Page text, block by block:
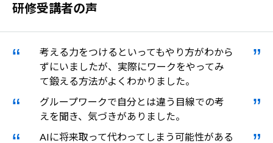
研修受講者の声
考える力をつけるといってもやり方がわから
ずにいましたが、実際にワークをやってみ
て鍛える方法がよくわかりました。
グループワークで自分とは違う目線での考
えを聞き、気づきがありました。
AIに将来取って代わってしまう可能性がある